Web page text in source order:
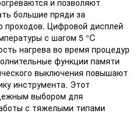
и позволяют
большие пряди за
проходов. Цифровой дисплей
с шагом 5 °C
нагрева во время процедур
функции памяти
выключения повышают
инструмента. Этот
выбором для
с тяжелыми типами